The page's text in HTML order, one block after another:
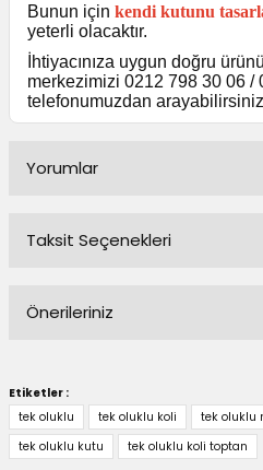
Bunun için kendi kutunu
yeterli olacaktır.
İhtiyacınıza uygun doğru
merkezimizi 0212 798 30 06 /
telefonumuzdan
Yorumlar
Taksit Seçenekleri
Önerileriniz
konularda yetersiz gördüğünüz
kullanarak tarafımıza
Görüş ve önerileriniz için
Etiketler :
tek oluklu
tek oluklu koli tek oluklu
tek oluklu kutu
tek oluklu koli toptan